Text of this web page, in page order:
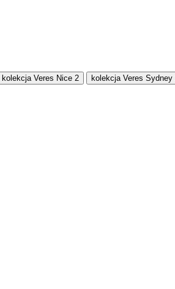
kolekcja Veres Nice 2 kolekcja Veres Sydney